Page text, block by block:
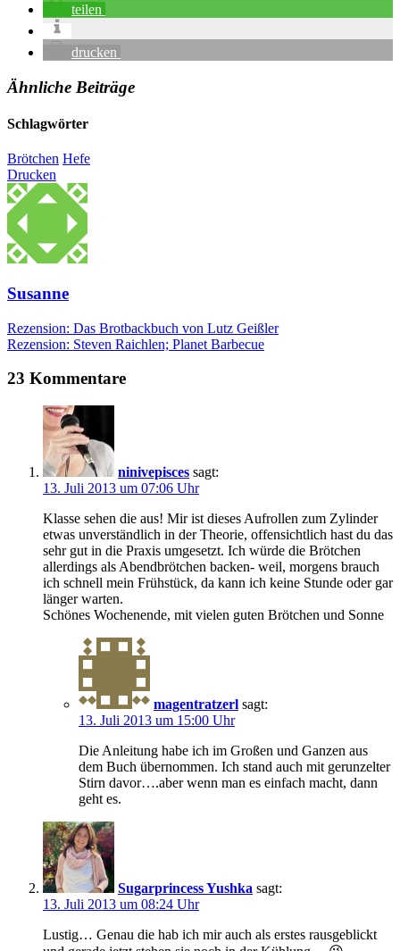
teilen
drucken
Ähnliche Beiträge
Schlagwörter
Brötchen Hefe
Drucken
Susanne
Rezension: Das Brotbackbuch von Lutz Geißler
Rezension: Steven Raichlen; Planet Barbecue
23 Kommentare
ninivepisces sagt:
13. Juli 2013 um 07:06 Uhr
Klasse sehen die aus! Mir ist dieses Aufrollen zum Zylinder
etwas unverständlich in der Theorie, offensichtlich hast du das
sehr gut in die Praxis umgesetzt. Ich würde die Brötchen
allerdings als Abendbrötchen backen- weil, morgens brauch
ich schnell mein Frühstück, da kann ich keine Stunde oder gar
länger warten.
Schönes Wochenende, mit vielen guten Brötchen und Sonne
magentratzerl sagt:
13. Juli 2013 um 15:00 Uhr
Die Anleitung habe ich im Großen und Ganzen aus
dem Buch übernommen. Ich stand auch mit gerunzelter
Stirn davor….aber wenn man es einfach macht, dann
geht es.
Sugarprincess Yushka sagt:
13. Juli 2013 um 08:24 Uhr
Lustig… Genau die hab ich mir auch als erstes rausgeblickt